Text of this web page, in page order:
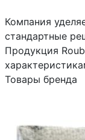
Компания
стандартные
Продукция
Товары бренда